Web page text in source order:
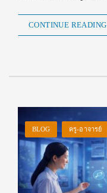
CONTINUE READING
BLOG ครู-อาจารย์